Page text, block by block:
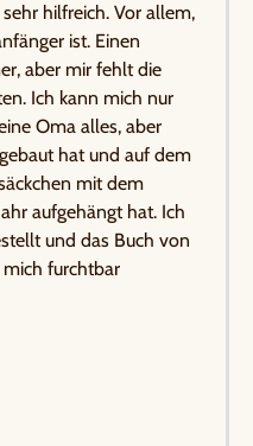
hilfreich. Vor allem,
ist. Einen
aber mir fehlt die
Ich kann mich nur
Oma alles, aber
hat und auf dem
mit dem
aufgehängt hat. Ich
und das Buch von
mich furchtbar